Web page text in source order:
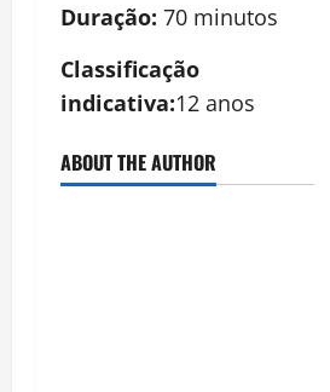
Duração: 70 minutos
Classificação
indicativa:12 anos
ABOUT THE AUTHOR